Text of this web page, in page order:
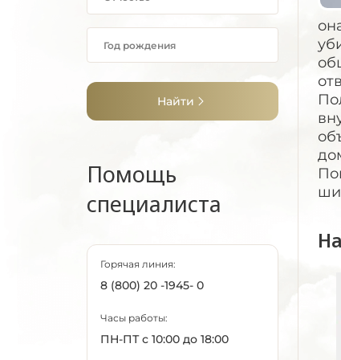
Найти
Помощь
специалиста
Горячая линия:
8 (800) 20 -1945- 0
Часы работы:
ПН-ПТ с 10:00 до 18:00